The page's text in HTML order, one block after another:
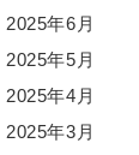
2025年6月
2025年5月
2025年4月
2025年3月